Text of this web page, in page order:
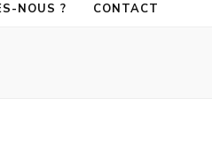
NOUS ? CONTACT